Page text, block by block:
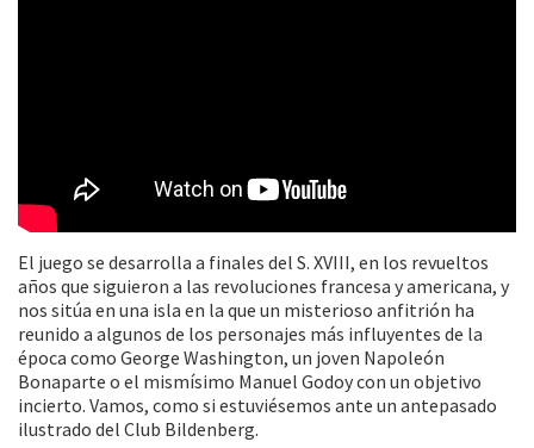
El juego se desarrolla a finales del S. XVIII, en los revueltos
años que siguieron a las revoluciones francesa y americana, y
nos sitúa en una isla en la que un misterioso anfitrión ha
reunido a algunos de los personajes más influyentes de la
época como George Washington, un joven Napoleón
Bonaparte o el mismísimo Manuel Godoy con un objetivo
incierto. Vamos, como si estuviésemos ante un antepasado
ilustrado del Club Bildenberg.